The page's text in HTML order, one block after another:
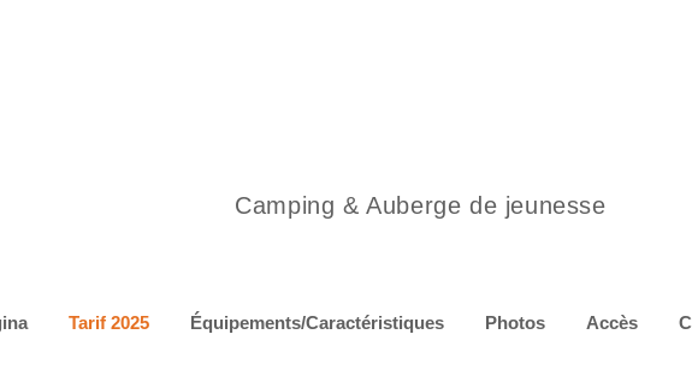
Camping & Auberge de jeunesse
Tarif 2025 Équipements/Caractéristiques Photos Accès